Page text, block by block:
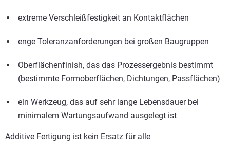
extreme Verschleißfestigkeit an Kontaktflächen
enge Toleranzanforderungen bei großen Baugruppen
Oberflächenfinish, das das Prozessergebnis bestimmt
(bestimmte Formoberflächen, Dichtungen, Passflächen)
ein Werkzeug, das auf sehr lange Lebensdauer bei
minimalem Wartungsaufwand ausgelegt ist
Additive Fertigung ist kein Ersatz für alle